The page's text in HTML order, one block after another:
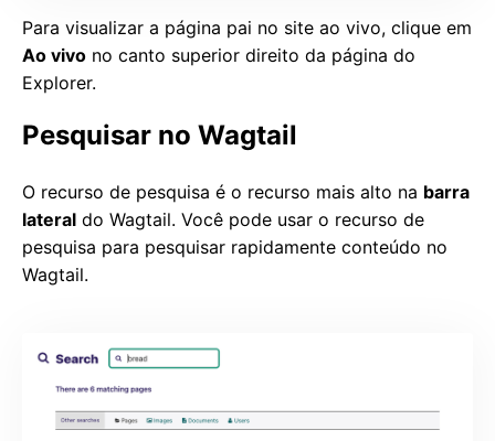
Para visualizar a página pai no site ao vivo, clique em
Ao vivo no canto superior direito da página do
Explorer.
Pesquisar no Wagtail
O recurso de pesquisa é o recurso mais alto na barra
lateral do Wagtail. Você pode usar o recurso de
pesquisa para pesquisar rapidamente conteúdo no
Wagtail.